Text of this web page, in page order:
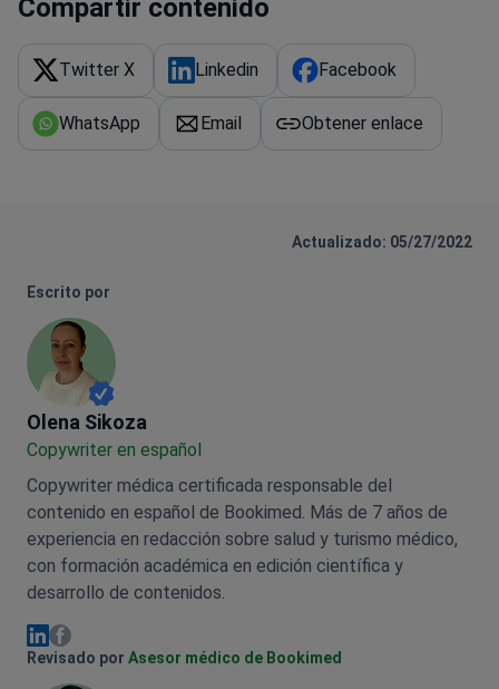
Compartir contenido
Twitter X Linkedin Facebook
WhatsApp Email Obtener enlace
Actualizado: 05/27/2022
Escrito por
Olena Sikoza
Olena Sikoza
Сopywriter en español
Copywriter médica certificada responsable del
contenido en español de Bookimed. Más de 7 años de
experiencia en redacción sobre salud y turismo médico,
con formación académica en edición científica y
desarrollo de contenidos.
Olena Sikoza Linkedin
Olena Sikoza Facebook
Revisado por Asesor médico de Bookimed